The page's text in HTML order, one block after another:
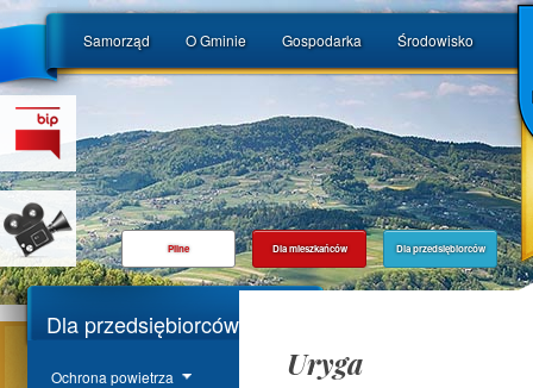
Samorząd O Gminie Gospodarka Środowisko
Pilne Dla mieszkańców Dla przedsiębiorców
Dla przedsiębiorców
Ochrona powietrza
Uryga